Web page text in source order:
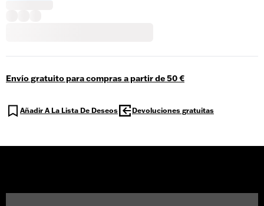
Envío gratuito para compras a partir de 50 €
Añadir A La Lista De Deseos Devoluciones gratuitas